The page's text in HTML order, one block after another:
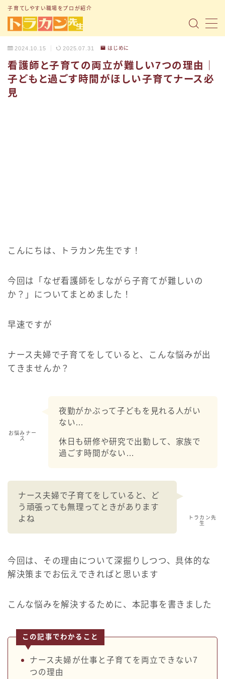
子育てしやすい職場をプロが紹介
MENU
トップページ
「子育て支援制度」の記事まとめ
2024.10.15 2025.07.31 はじめに
看護師と子育ての両立が難しい7つの理由｜
子どもと過ごす時間がほしい子育てナース必
見
こんにちは、トラカン先生です！
今回は「なぜ看護師をしながら子育てが難しいの
か？」についてまとめました！
早速ですが
ナース夫婦で子育てをしていると、こんな悩みが出
てきませんか？
お悩みナー
ス
夜勤がかぶって子どもを見れる人がい
ない…
休日も研修や研究で出勤して、家族で
過ごす時間がない…
トラカン先
生
ナース夫婦で子育てをしていると、ど
う頑張っても無理ってときがあります
よね
今回は、その理由について深掘りしつつ、具体的な
解決策までお伝えできればと思います
こんな悩みを解決するために、本記事を書きました
この記事でわかること
ナース夫婦が仕事と子育てを両立できない7
つの理由